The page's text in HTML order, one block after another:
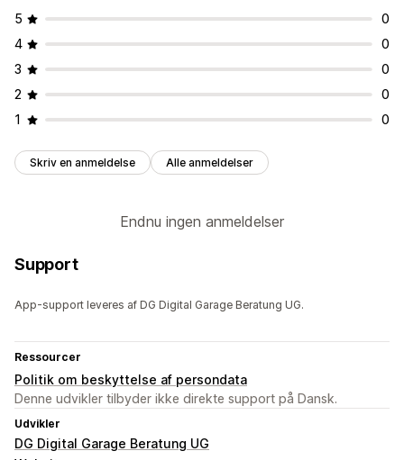
5
0
4
0
3
0
2
0
1
0
Skriv en anmeldelse Alle anmeldelser
Endnu ingen anmeldelser
Support
App-support leveres af DG Digital Garage Beratung UG.
Ressourcer
Politik om beskyttelse af persondata
Denne udvikler tilbyder ikke direkte support på Dansk.
Udvikler
DG Digital Garage Beratung UG